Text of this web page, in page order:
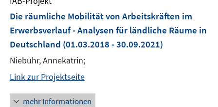
Die räumliche Mobilität von Arbeitskräften im
Erwerbsverlauf - Analysen für ländliche Räume in
Deutschland (01.03.2018 - 30.09.2021)
Niebuhr, Annekatrin;
Link zur Projektseite
mehr Informationen